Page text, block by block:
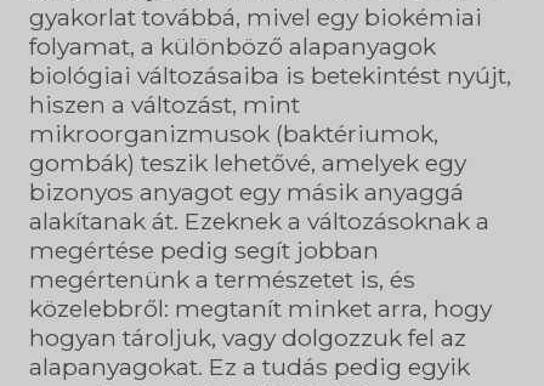
gyakorlat továbbá, mivel egy biokémiai
folyamat, a különböző alapanyagok
biológiai változásaiba is betekintést nyújt,
hiszen a változást, mint
mikroorganizmusok (baktériumok,
gombák) teszik lehetővé, amelyek egy
bizonyos anyagot egy másik anyaggá
alakítanak át. Ezeknek a változásoknak a
megértése pedig segít jobban
megértenünk a természetet is, és
közelebbről: megtanít minket arra, hogy
hogyan tároljuk, vagy dolgozzuk fel az
alapanyagokat. Ez a tudás pedig egyik